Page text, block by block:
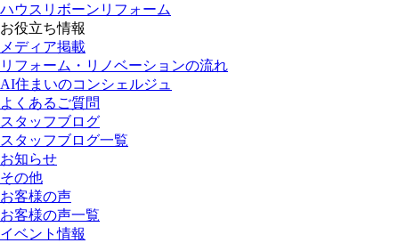
ハウスリボーンリフォーム
お役立ち情報
メディア掲載
リフォーム・リノベーションの流れ
AI住まいのコンシェルジュ
よくあるご質問
スタッフブログ
スタッフブログ一覧
お知らせ
その他
お客様の声
お客様の声一覧
イベント情報